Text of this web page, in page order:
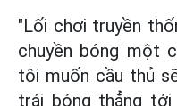
"Lối chơi truyền
chuyền bóng một
tôi muốn cầu thủ
trái bóng thẳng tới